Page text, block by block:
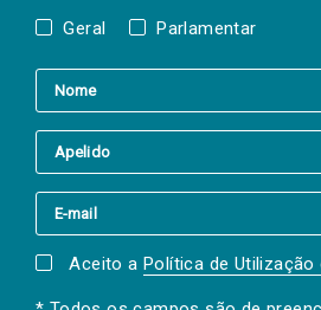
Geral Parlamentar
Aceito a Política de Utilização